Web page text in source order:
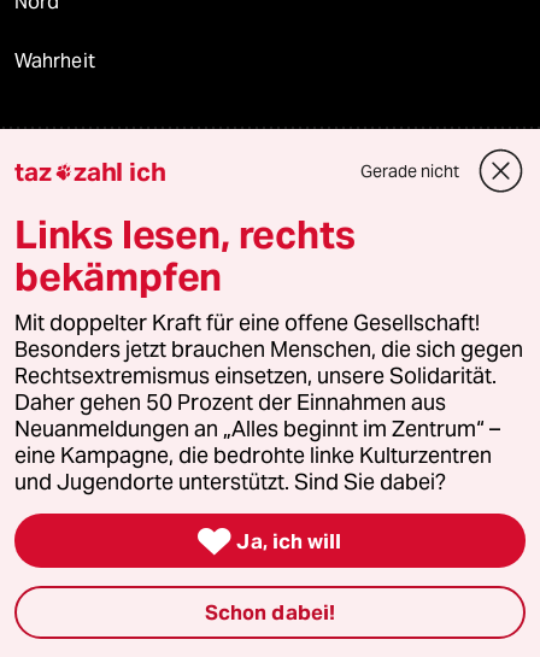
Wahrheit
Themen
Bergsteigen
USA unter Trump
Katzen
Landtagswahl in Sachsen-Anhalt
Ceuta
Hitze
Verlag
taz zahl ich Gerade nicht
Links lesen, rechts
bekämpfen
Mit doppelter Kraft für eine offene Gesellschaft!
Besonders jetzt brauchen Menschen, die sich gegen
Rechtsextremismus einsetzen, unsere Solidarität.
Daher gehen 50 Prozent der Einnahmen aus
Neuanmeldungen an „Alles beginnt im Zentrum“ –
eine Kampagne, die bedrohte linke Kulturzentren
und Jugendorte unterstützt. Sind Sie dabei?
 Ja, ich will
Schon dabei!